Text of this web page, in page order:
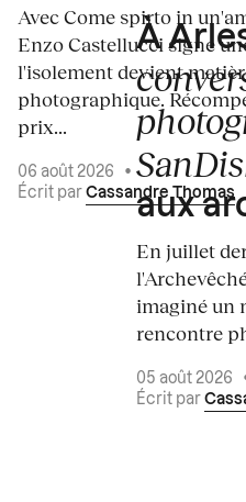
Avec Come spirto in
Enzo Castellucci signe
l'isolement devient
photographique.
prix...
06 août 2026
•
Écrit par Cassandre Thomas
À
aux
En juillet
imaginé un
rencontre
05 août 2026
Écrit par